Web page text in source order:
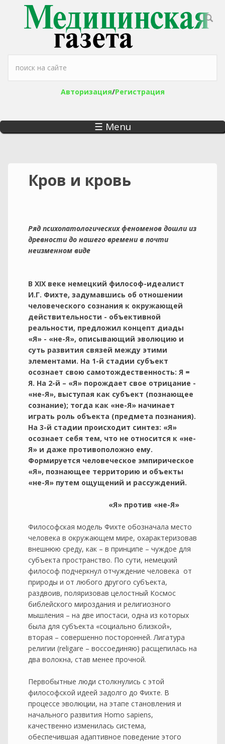
Перейти к основному содержанию
Форма поиска
Авторизация/Регистрация
☰ Menu
Кров и кровь
Ряд психопатологических феноменов дошли из
древности до нашего времени в почти
неизменном виде
В XIX веке немецкий философ-идеалист
И.Г. Фихте, задумавшись об отношении
человеческого сознания к окружающей
действительности - объективной
реальности, предложил концепт диады
«Я» - «не-Я», описывающий эволюцию и
суть развития связей между этими
элементами. На 1-й стадии субъект
осознает свою самотождественность: Я =
Я. На 2-й – «Я» порождает свое отрицание -
«не-Я», выступая как субъект (познающее
сознание); тогда как «не-Я» начинает
играть роль объекта (предмета познания).
На 3-й стадии происходит синтез: «Я»
осознает себя тем, что не относится к «не-
Я» и даже противоположно ему.
Формируется человеческое эмпирическое
«Я», познающее территорию и объекты
«не-Я» путем ощущений и рассуждений.
«Я» против «не-Я»
Философская модель Фихте обозначала место
человека в окружающем мире, охарактеризовав
внешнюю среду, как – в принципе – чуждое для
субъекта пространство. По сути, немецкий
философ подчеркнул отчуждение человека от
природы и от любого другого субъекта,
раздвоив, поляризовав целостный Космос
библейского мироздания и религиозного
мышления – на две ипостаси, одна из которых
была для субъекта «социально близкой»,
вторая – совершенно посторонней. Лигатура
религии (religare – воссоединяю) расщепилась на
два волокна, став менее прочной.
Первобытные люди столкнулись с этой
философской идеей задолго до Фихте. В
процессе эволюции, на этапе становления и
начального развития Homo sapiens,
качественно изменилась система,
обеспечившая адаптивное поведение этого